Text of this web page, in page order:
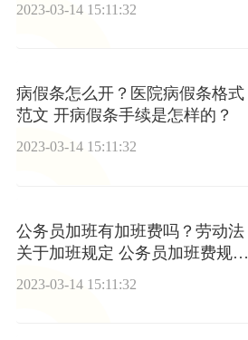
2023-03-14 15:11:32
病假条怎么开？医院病假条格式
范文 开病假条手续是怎样的？
2023-03-14 15:11:32
公务员加班有加班费吗？劳动法
关于加班规定 公务员加班费规定
2023-03-14 15:11:32